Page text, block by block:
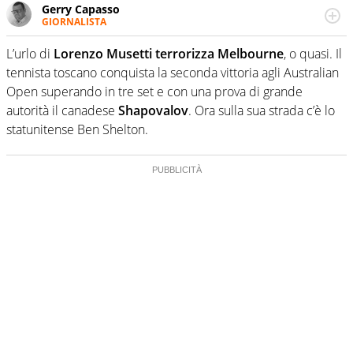
Gerry Capasso
GIORNALISTA
Per lui gli sport americani non hanno segreti: basket,
football, baseball e la capacità innata di trovare la notizia
dove altri non vedono granché
L’urlo di Lorenzo Musetti terrorizza Melbourne, o quasi. Il
tennista toscano conquista la seconda vittoria agli Australian
Open superando in tre set e con una prova di grande
autorità il canadese Shapovalov. Ora sulla sua strada c’è lo
statunitense Ben Shelton.